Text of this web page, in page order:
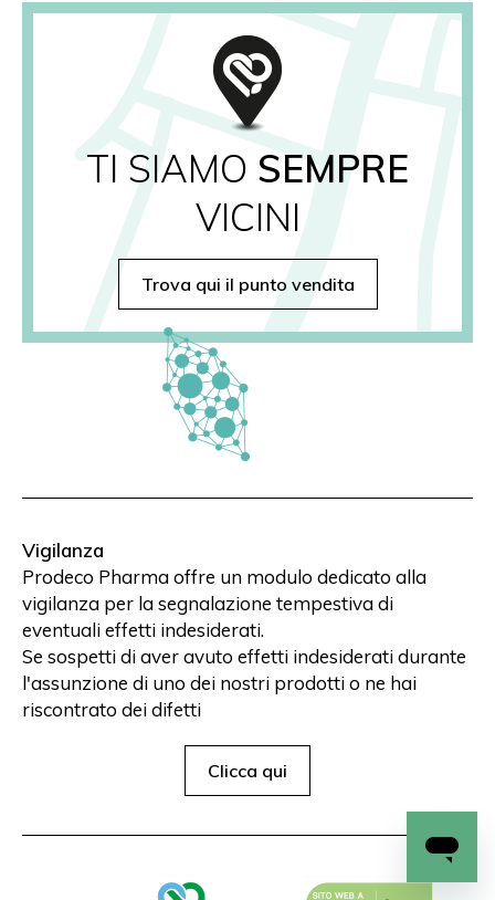
TI SIAMO SEMPRE
VICINI
Trova qui il punto vendita
Vigilanza
Prodeco Pharma offre un modulo dedicato alla
vigilanza per la segnalazione tempestiva di
eventuali effetti indesiderati.
Se sospetti di aver avuto effetti indesiderati durante
l'assunzione di uno dei nostri prodotti o ne hai
riscontrato dei difetti
Clicca qui